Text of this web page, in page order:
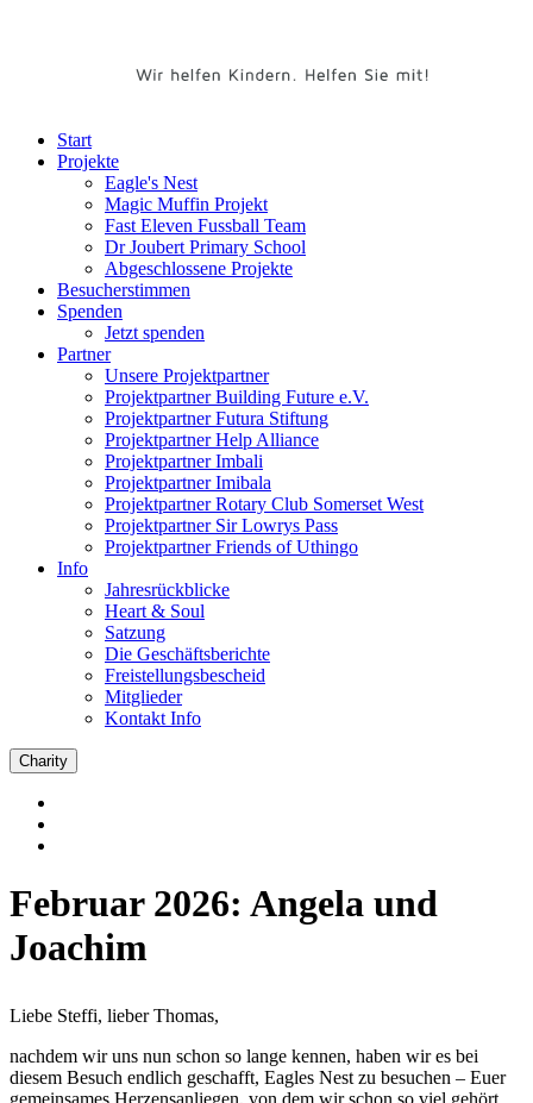
Start
Projekte
Eagle's Nest
Magic Muffin Projekt
Fast Eleven Fussball Team
Dr Joubert Primary School
Abgeschlossene Projekte
Besucherstimmen
Spenden
Jetzt spenden
Partner
Unsere Projektpartner
Projektpartner Building Future e.V.
Projektpartner Futura Stiftung
Projektpartner Help Alliance
Projektpartner Imbali
Projektpartner Imibala
Projektpartner Rotary Club Somerset West
Projektpartner Sir Lowrys Pass
Projektpartner Friends of Uthingo
Info
Jahresrückblicke
Heart & Soul
Satzung
Die Geschäftsberichte
Freistellungsbescheid
Mitglieder
Kontakt Info
Charity
Februar 2026: Angela und
Joachim
Liebe Steffi, lieber Thomas,
nachdem wir uns nun schon so lange kennen, haben wir es bei
diesem Besuch endlich geschafft, Eagles Nest zu besuchen – Euer
gemeinsames Herzensanliegen, von dem wir schon so viel gehört